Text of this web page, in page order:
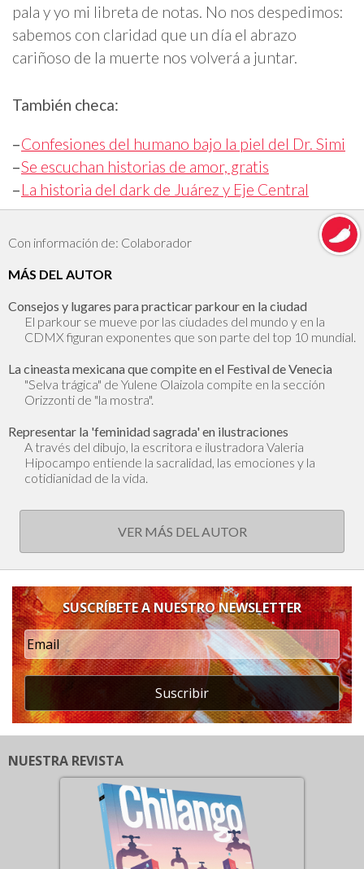
pala y yo mi libreta de notas. No nos despedimos:
sabemos con claridad que un día el abrazo
cariñoso de la muerte nos volverá a juntar.
También checa:
–Confesiones del humano bajo la piel del Dr. Simi
–Se escuchan historias de amor, gratis
–La historia del dark de Juárez y Eje Central
Con información de: Colaborador
MÁS DEL AUTOR
Consejos y lugares para practicar parkour en la ciudad
El parkour se mueve por las ciudades del mundo y en la
CDMX figuran exponentes que son parte del top 10 mundial.
La cineasta mexicana que compite en el Festival de Venecia
"Selva trágica" de Yulene Olaizola compite en la sección
Orizzonti de "la mostra".
Representar la 'feminidad sagrada' en ilustraciones
A través del dibujo, la escritora e ilustradora Valeria
Hipocampo entiende la sacralidad, las emociones y la
cotidianidad de la vida.
VER MÁS DEL AUTOR
SUSCRÍBETE A NUESTRO NEWSLETTER
Suscribir
NUESTRA REVISTA